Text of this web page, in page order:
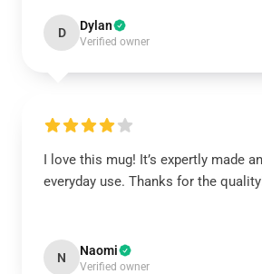
D Dylan
Verified owner
I love this mug! It’s expertly made
everyday use. Thanks for the
N Naomi
Verified owner